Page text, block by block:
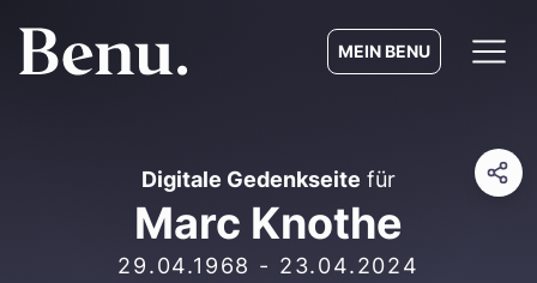
MEIN BENU
Digitale Gedenkseite für
Marc Knothe
29.04.1968 - 23.04.2024